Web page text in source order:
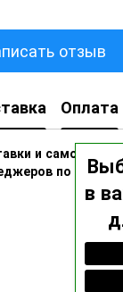
в
отзыв
Оплата
и
по